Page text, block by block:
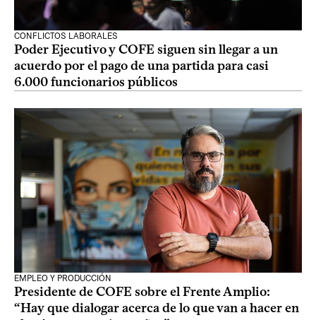
CONFLICTOS LABORALES
Poder Ejecutivo y COFE siguen sin llegar a un
acuerdo por el pago de una partida para casi
6.000 funcionarios públicos
EMPLEO Y PRODUCCIÓN
Presidente de COFE sobre el Frente Amplio:
“Hay que dialogar acerca de lo que van a hacer en